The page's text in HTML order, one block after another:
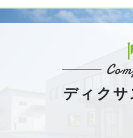
ディクサ